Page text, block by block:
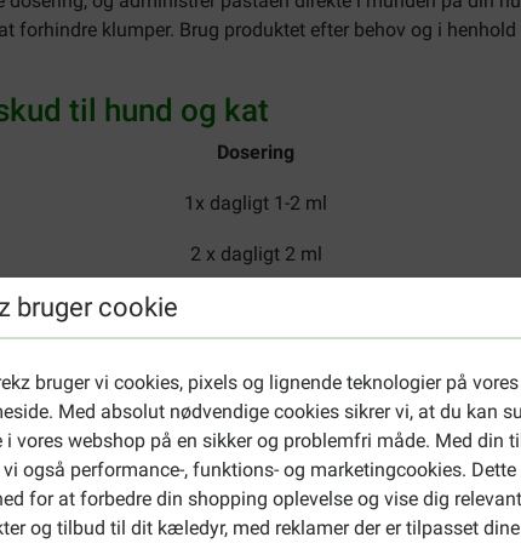
bruger cookie
bruger vi cookies, pixels og lignende teknologier på vores
Med absolut nødvendige cookies sikrer vi, at du kan
i vores webshop på en sikker og problemfri måde. Med din
vi også performance-, funktions- og marketingcookies. Dette
for at forbedre din shopping oplevelse og vise dig
og tilbud til dit kæledyr, med reklamer der er tilpasset
klumper. Brug produktet efter behov og i
til hund og kat
Dosering
1x dagligt 1-2 ml
2 x dagligt 2 ml
2 x dagligt 8 ml
til hund og kat
glucose, natriumchlorid.